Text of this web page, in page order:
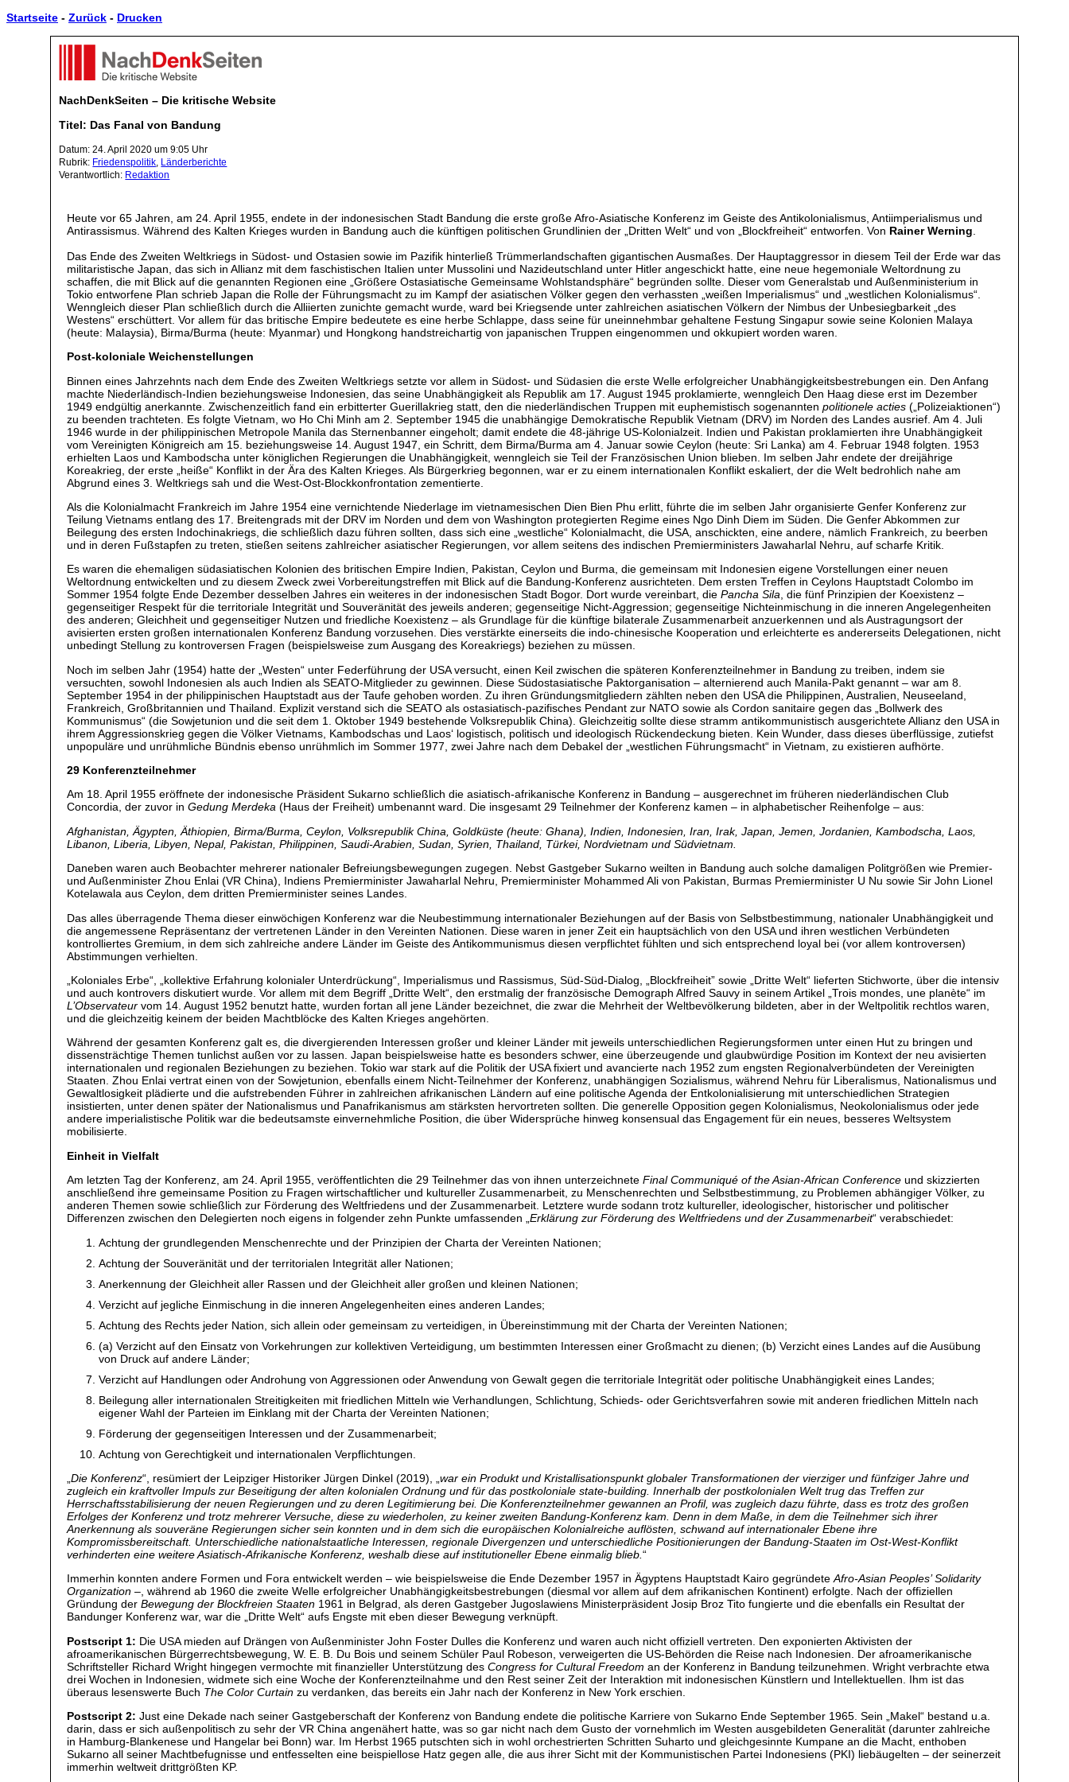
Startseite - Zurück - Drucken
NachDenkSeiten – Die kritische Website
Titel: Das Fanal von Bandung
Datum: 24. April 2020 um 9:05 Uhr
Rubrik: Friedenspolitik, Länderberichte
Verantwortlich: Redaktion
Heute vor 65 Jahren, am 24. April 1955, endete in der indonesischen Stadt Bandung die erste große Afro-Asiatische Konferenz im Geiste des Antikolonialismus, Antiimperialismus und
Antirassismus. Während des Kalten Krieges wurden in Bandung auch die künftigen politischen Grundlinien der „Dritten Welt“ und von „Blockfreiheit“ entworfen. Von Rainer Werning
Das Ende des Zweiten Weltkriegs in Südost- und Ostasien sowie im Pazifik hinterließ Trümmerlandschaften gigantischen Ausmaßes. Der Hauptaggressor in diesem Teil der Erde war das
militaristische Japan, das sich in Allianz mit dem faschistischen Italien unter Mussolini und Nazideutschland unter Hitler angeschickt hatte, eine neue hegemoniale Weltordnung zu
schaffen, die mit Blick auf die genannten Regionen eine „Größere Ostasiatische Gemeinsame Wohlstandsphäre“ begründen sollte. Dieser vom Generalstab und Außenministerium in
Tokio entworfene Plan schrieb Japan die Rolle der Führungsmacht zu im Kampf der asiatischen Völker gegen den verhassten „weißen Imperialismus“ und „westlichen Kolonialismus“.
Wenngleich dieser Plan schließlich durch die Alliierten zunichte gemacht wurde, ward bei Kriegsende unter zahlreichen asiatischen Völkern der Nimbus der Unbesiegbarkeit „des
Westens“ erschüttert. Vor allem für das britische Empire bedeutete es eine herbe Schlappe, dass seine für uneinnehmbar gehaltene Festung Singapur sowie seine Kolonien Malaya
(heute: Malaysia), Birma/Burma (heute: Myanmar) und Hongkong handstreichartig von japanischen Truppen eingenommen und okkupiert worden waren.
Post-koloniale Weichenstellungen
Binnen eines Jahrzehnts nach dem Ende des Zweiten Weltkriegs setzte vor allem in Südost- und Südasien die erste Welle erfolgreicher Unabhängigkeitsbestrebungen ein. Den Anfang
machte Niederländisch-Indien beziehungsweise Indonesien, das seine Unabhängigkeit als Republik am 17. August 1945 proklamierte, wenngleich Den Haag diese erst im Dezember
1949 endgültig anerkannte. Zwischenzeitlich fand ein erbitterter Guerillakrieg statt, den die niederländischen Truppen mit euphemistisch sogenanntenpolitionele acties („Polizeiaktionen“)
zu beenden trachteten. Es folgte Vietnam, wo Ho Chi Minh am 2. September 1945 die unabhängige Demokratische Republik Vietnam (DRV) im Norden des Landes ausrief. Am 4. Juli
1946 wurde in der philippinischen Metropole Manila das Sternenbanner eingeholt; damit endete die 48-jährige US-Kolonialzeit. Indien und Pakistan proklamierten ihre Unabhängigkeit
vom Vereinigten Königreich am 15. beziehungsweise 14. August 1947, ein Schritt, dem Birma/Burma am 4. Januar sowie Ceylon (heute: Sri Lanka) am 4. Februar 1948 folgten. 1953
erhielten Laos und Kambodscha unter königlichen Regierungen die Unabhängigkeit, wenngleich sie Teil der Französischen Union blieben. Im selben Jahr endete der dreijährige
Koreakrieg, der erste „heiße“ Konflikt in der Ära des Kalten Krieges. Als Bürgerkrieg begonnen, war er zu einem internationalen Konflikt eskaliert, der die Welt bedrohlich nahe am
Abgrund eines 3. Weltkriegs sah und die West-Ost-Blockkonfrontation zementierte.
Als die Kolonialmacht Frankreich im Jahre 1954 eine vernichtende Niederlage im vietnamesischen Dien Bien Phu erlitt, führte die im selben Jahr organisierte Genfer Konferenz zur
Teilung Vietnams entlang des 17. Breitengrads mit der DRV im Norden und dem von Washington protegierten Regime eines Ngo Dinh Diem im Süden. Die Genfer Abkommen zur
Beilegung des ersten Indochinakriegs, die schließlich dazu führen sollten, dass sich eine „westliche“ Kolonialmacht, die USA, anschickten, eine andere, nämlich Frankreich, zu beerben
und in deren Fußstapfen zu treten, stießen seitens zahlreicher asiatischer Regierungen, vor allem seitens des indischen Premierministers Jawaharlal Nehru, auf scharfe Kritik.
Es waren die ehemaligen südasiatischen Kolonien des britischen Empire Indien, Pakistan, Ceylon und Burma, die gemeinsam mit Indonesien eigene Vorstellungen einer neuen
Weltordnung entwickelten und zu diesem Zweck zwei Vorbereitungstreffen mit Blick auf die Bandung-Konferenz ausrichteten. Dem ersten Treffen in Ceylons Hauptstadt Colombo im
Sommer 1954 folgte Ende Dezember desselben Jahres ein weiteres in der indonesischen Stadt Bogor. Dort wurde vereinbart, diePancha Sila, die fünf Prinzipien der Koexistenz –
gegenseitiger Respekt für die territoriale Integrität und Souveränität des jeweils anderen; gegenseitige Nicht-Aggression; gegenseitige Nichteinmischung in die inneren Angelegenheiten
des anderen; Gleichheit und gegenseitiger Nutzen und friedliche Koexistenz – als Grundlage für die künftige bilaterale Zusammenarbeit anzuerkennen und als Austragungsort der
avisierten ersten großen internationalen Konferenz Bandung vorzusehen. Dies verstärkte einerseits die indo-chinesische Kooperation und erleichterte es andererseits Delegationen, nicht
unbedingt Stellung zu kontroversen Fragen (beispielsweise zum Ausgang des Koreakriegs) beziehen zu müssen.
Noch im selben Jahr (1954) hatte der „Westen“ unter Federführung der USA versucht, einen Keil zwischen die späteren Konferenzteilnehmer in Bandung zu treiben, indem sie
versuchten, sowohl Indonesien als auch Indien als SEATO-Mitglieder zu gewinnen. Diese Südostasiatische Paktorganisation – alternierend auch Manila-Pakt genannt – war am 8.
September 1954 in der philippinischen Hauptstadt aus der Taufe gehoben worden. Zu ihren Gründungsmitgliedern zählten neben den USA die Philippinen, Australien, Neuseeland,
Frankreich, Großbritannien und Thailand. Explizit verstand sich die SEATO als ostasiatisch-pazifisches Pendant zur NATO sowie als Cordon sanitaire gegen das „Bollwerk des
Kommunismus“ (die Sowjetunion und die seit dem 1. Oktober 1949 bestehende Volksrepublik China). Gleichzeitig sollte diese stramm antikommunistisch ausgerichtete Allianz den USA in
ihrem Aggressionskrieg gegen die Völker Vietnams, Kambodschas und Laos‘ logistisch, politisch und ideologisch Rückendeckung bieten. Kein Wunder, dass dieses überflüssige, zutiefst
unpopuläre und unrühmliche Bündnis ebenso unrühmlich im Sommer 1977, zwei Jahre nach dem Debakel der „westlichen Führungsmacht“ in Vietnam, zu existieren aufhörte.
29 Konferenzteilnehmer
Am 18. April 1955 eröffnete der indonesische Präsident Sukarno schließlich die asiatisch-afrikanische Konferenz in Bandung – ausgerechnet im früheren niederländischen Club
Concordia, der zuvor inGedung Merdeka (Haus der Freiheit) umbenannt ward. Die insgesamt 29 Teilnehmer der Konferenz kamen – in alphabetischer Reihenfolge – aus:
Afghanistan, Ägypten, Äthiopien, Birma/Burma, Ceylon, Volksrepublik China, Goldküste (heute: Ghana), Indien, Indonesien, Iran, Irak, Japan, Jemen, Jordanien, Kambodscha, Laos,
Libanon, Liberia, Libyen, Nepal, Pakistan, Philippinen, Saudi-Arabien, Sudan, Syrien, Thailand, Türkei, Nordvietnam und Südvietnam.
Daneben waren auch Beobachter mehrerer nationaler Befreiungsbewegungen zugegen. Nebst Gastgeber Sukarno weilten in Bandung auch solche damaligen Politgrößen wie Premier-
und Außenminister Zhou Enlai (VR China), Indiens Premierminister Jawaharlal Nehru, Premierminister Mohammed Ali von Pakistan, Burmas Premierminister U Nu sowie Sir John Lionel
Kotelawala aus Ceylon, dem dritten Premierminister seines Landes.
Das alles überragende Thema dieser einwöchigen Konferenz war die Neubestimmung internationaler Beziehungen auf der Basis von Selbstbestimmung, nationaler Unabhängigkeit und
die angemessene Repräsentanz der vertretenen Länder in den Vereinten Nationen. Diese waren in jener Zeit ein hauptsächlich von den USA und ihren westlichen Verbündeten
kontrolliertes Gremium, in dem sich zahlreiche andere Länder im Geiste des Antikommunismus diesen verpflichtet fühlten und sich entsprechend loyal bei (vor allem kontroversen)
Abstimmungen verhielten.
„Koloniales Erbe“, „kollektive Erfahrung kolonialer Unterdrückung“, Imperialismus und Rassismus, Süd-Süd-Dialog, „Blockfreiheit” sowie „Dritte Welt“ lieferten Stichworte, über die intensiv
und auch kontrovers diskutiert wurde. Vor allem mit dem Begriff „Dritte Welt“, den erstmalig der französische Demograph Alfred Sauvy in seinem Artikel „Trois mondes, une planète“ im
L’Observateur vom 14. August 1952 benutzt hatte, wurden fortan all jene Länder bezeichnet, die zwar die Mehrheit der Weltbevölkerung bildeten, aber in der Weltpolitik rechtlos waren,
und die gleichzeitig keinem der beiden Machtblöcke des Kalten Krieges angehörten.
Während der gesamten Konferenz galt es, die divergierenden Interessen großer und kleiner Länder mit jeweils unterschiedlichen Regierungsformen unter einen Hut zu bringen und
dissensträchtige Themen tunlichst außen vor zu lassen. Japan beispielsweise hatte es besonders schwer, eine überzeugende und glaubwürdige Position im Kontext der neu avisierten
internationalen und regionalen Beziehungen zu beziehen. Tokio war stark auf die Politik der USA fixiert und avancierte nach 1952 zum engsten Regionalverbündeten der Vereinigten
Staaten. Zhou Enlai vertrat einen von der Sowjetunion, ebenfalls einem Nicht-Teilnehmer der Konferenz, unabhängigen Sozialismus, während Nehru für Liberalismus, Nationalismus und
Gewaltlosigkeit plädierte und die aufstrebenden Führer in zahlreichen afrikanischen Ländern auf eine politische Agenda der Entkolonialisierung mit unterschiedlichen Strategien
insistierten, unter denen später der Nationalismus und Panafrikanismus am stärksten hervortreten sollten. Die generelle Opposition gegen Kolonialismus, Neokolonialismus oder jede
andere imperialistische Politik war die bedeutsamste einvernehmliche Position, die über Widersprüche hinweg konsensual das Engagement für ein neues, besseres Weltsystem
mobilisierte.
Einheit in Vielfalt
Am letzten Tag der Konferenz, am 24. April 1955, veröffentlichten die 29 Teilnehmer das von ihnen unterzeichneteFinal Communiqué of the Asian-African Conference und skizzierten
anschließend ihre gemeinsame Position zu Fragen wirtschaftlicher und kultureller Zusammenarbeit, zu Menschenrechten und Selbstbestimmung, zu Problemen abhängiger Völker, zu
anderen Themen sowie schließlich zur Förderung des Weltfriedens und der Zusammenarbeit. Letztere wurde sodann trotz kultureller, ideologischer, historischer und politischer
Differenzen zwischen den Delegierten noch eigens in folgender zehn Punkte umfassenden „Erklärung zur Förderung des Weltfriedens und der Zusammenarbeit“ verabschiedet:
Achtung der grundlegenden Menschenrechte und der Prinzipien der Charta der Vereinten Nationen;
Achtung der Souveränität und der territorialen Integrität aller Nationen;
Anerkennung der Gleichheit aller Rassen und der Gleichheit aller großen und kleinen Nationen;
Verzicht auf jegliche Einmischung in die inneren Angelegenheiten eines anderen Landes;
Achtung des Rechts jeder Nation, sich allein oder gemeinsam zu verteidigen, in Übereinstimmung mit der Charta der Vereinten Nationen;
(a) Verzicht auf den Einsatz von Vorkehrungen zur kollektiven Verteidigung, um bestimmten Interessen einer Großmacht zu dienen; (b) Verzicht eines Landes auf die Ausübung
von Druck auf andere Länder;
Verzicht auf Handlungen oder Androhung von Aggressionen oder Anwendung von Gewalt gegen die territoriale Integrität oder politische Unabhängigkeit eines Landes;
Beilegung aller internationalen Streitigkeiten mit friedlichen Mitteln wie Verhandlungen, Schlichtung, Schieds- oder Gerichtsverfahren sowie mit anderen friedlichen Mitteln nach
eigener Wahl der Parteien im Einklang mit der Charta der Vereinten Nationen;
Förderung der gegenseitigen Interessen und der Zusammenarbeit;
Achtung von Gerechtigkeit und internationalen Verpflichtungen.
„Die Konferenz“, resümiert der Leipziger Historiker Jürgen Dinkel (2019), „war ein Produkt und Kristallisationspunkt globaler Transformationen der vierziger und fünfziger Jahre und
zugleich ein kraftvoller Impuls zur Beseitigung der alten kolonialen Ordnung und für das postkoloniale state-building. Innerhalb der postkolonialen Welt trug das Treffen zur
Herrschaftsstabilisierung der neuen Regierungen und zu deren Legitimierung bei. Die Konferenzteilnehmer gewannen an Profil, was zugleich dazu führte, dass es trotz des großen
Erfolges der Konferenz und trotz mehrerer Versuche, diese zu wiederholen, zu keiner zweiten Bandung-Konferenz kam. Denn in dem Maße, in dem die Teilnehmer sich ihrer
Anerkennung als souveräne Regierungen sicher sein konnten und in dem sich die europäischen Kolonialreiche auflösten, schwand auf internationaler Ebene ihre
Kompromissbereitschaft. Unterschiedliche nationalstaatliche Interessen, regionale Divergenzen und unterschiedliche Positionierungen der Bandung-Staaten im Ost-West-Konflikt
verhinderten eine weitere Asiatisch-Afrikanische Konferenz, weshalb diese auf institutioneller Ebene einmalig blieb.“
Immerhin konnten andere Formen und Fora entwickelt werden – wie beispielsweise die Ende Dezember 1957 in Ägyptens Hauptstadt Kairo gegründeteAfro-Asian Peoples’ Solidarity
Organization –, während ab 1960 die zweite Welle erfolgreicher Unabhängigkeitsbestrebungen (diesmal vor allem auf dem afrikanischen Kontinent) erfolgte. Nach der offiziellen
Gründung derBewegung der Blockfreien Staaten 1961 in Belgrad, als deren Gastgeber Jugoslawiens Ministerpräsident Josip Broz Tito fungierte und die ebenfalls ein Resultat der
Bandunger Konferenz war, war die „Dritte Welt“ aufs Engste mit eben dieser Bewegung verknüpft.
Postscript 1: Die USA mieden auf Drängen von Außenminister John Foster Dulles die Konferenz und waren auch nicht offiziell vertreten. Den exponierten Aktivisten der
afroamerikanischen Bürgerrechtsbewegung, W. E. B. Du Bois und seinem Schüler Paul Robeson, verweigerten die US-Behörden die Reise nach Indonesien. Der afroamerikanische
Schriftsteller Richard Wright hingegen vermochte mit finanzieller Unterstützung desCongress for Cultural Freedom an der Konferenz in Bandung teilzunehmen. Wright verbrachte etwa
drei Wochen in Indonesien, widmete sich eine Woche der Konferenzteilnahme und den Rest seiner Zeit der Interaktion mit indonesischen Künstlern und Intellektuellen. Ihm ist das
überaus lesenswerte Buch The Color Curtain zu verdanken, das bereits ein Jahr nach der Konferenz in New York erschien.
Postscript 2: Just eine Dekade nach seiner Gastgeberschaft der Konferenz von Bandung endete die politische Karriere von Sukarno Ende September 1965. Sein „Makel“ bestand u.a.
darin, dass er sich außenpolitisch zu sehr der VR China angenähert hatte, was so gar nicht nach dem Gusto der vornehmlich im Westen ausgebildeten Generalität (darunter zahlreiche
in Hamburg-Blankenese und Hangelar bei Bonn) war. Im Herbst 1965 putschten sich in wohl orchestrierten Schritten Suharto und gleichgesinnte Kumpane an die Macht, enthoben
Sukarno all seiner Machtbefugnisse und entfesselten eine beispiellose Hatz gegen alle, die aus ihrer Sicht mit der Kommunistischen Partei Indonesiens (PKI) liebäugelten – der seinerzeit
immerhin weltweit drittgrößten KP.